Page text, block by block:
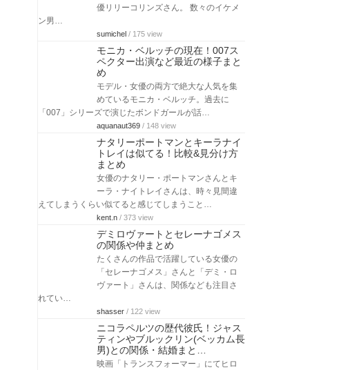
優リリーコリンズさん。 数々のイケメ
ン男…
sumichel / 175 view
モニカ・ベルッチの現在！007ス
ペクター出演など最近の様子まと
め
モデル・女優の両方で絶大な人気を集
めているモニカ・ベルッチ。過去に
「007」シリーズで演じたボンドガールが話…
aquanaut369 / 148 view
ナタリーポートマンとキーラナイ
トレイは似てる！比較&見分け方
まとめ
女優のナタリー・ポートマンさんとキ
ーラ・ナイトレイさんは、時々見間違
えてしまうくらい似てると感じてしまうこと…
kent.n / 373 view
デミロヴァートとセレーナゴメス
の関係や仲まとめ
たくさんの作品で活躍している女優の
「セレーナゴメス」さんと「デミ・ロ
ヴァート」さんは、関係なども注目さ
れてい…
shasser / 122 view
ニコラペルツの歴代彼氏！ジャス
ティンやブルックリン(ベッカム長
男)との関係・結婚まと…
映画「トランスフォーマー」にてヒロ